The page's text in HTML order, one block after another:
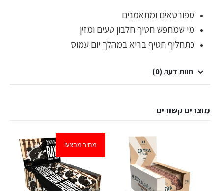
ספורטאים ומתאמנים
מי שמחפש חטיף חלבון טעים ומזין
כתחליף חטיף בריא במהלך יום עמוס
חוות דעת (0)
מוצרים קשורים
מחיר מבצע!